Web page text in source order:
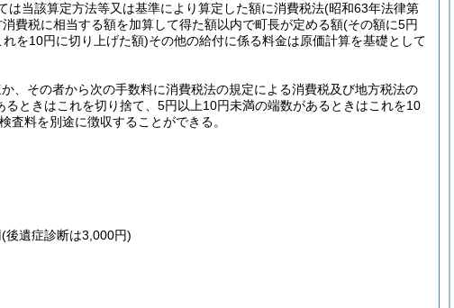
当該算定方法等又は基準により算定した額に消費税法(昭和63年法律第
費税に相当する額を加算して得た額以内で町長が定める額(その額に5円
を10円に切り上げた額)その他の給付に係る料金は原価計算を基礎として
、その者から次の手数料に消費税法の規定による消費税及び地方税法の
るときはこれを切り捨て、5円以上10円未満の端数があるときはこれを10
査料を別途に徴収することができる。
(後遺症診断は3,000円)